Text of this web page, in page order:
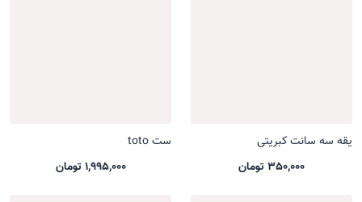
یقه سه سانت کبریتی
350,000 تومان
ست toto
1,995,000 تومان